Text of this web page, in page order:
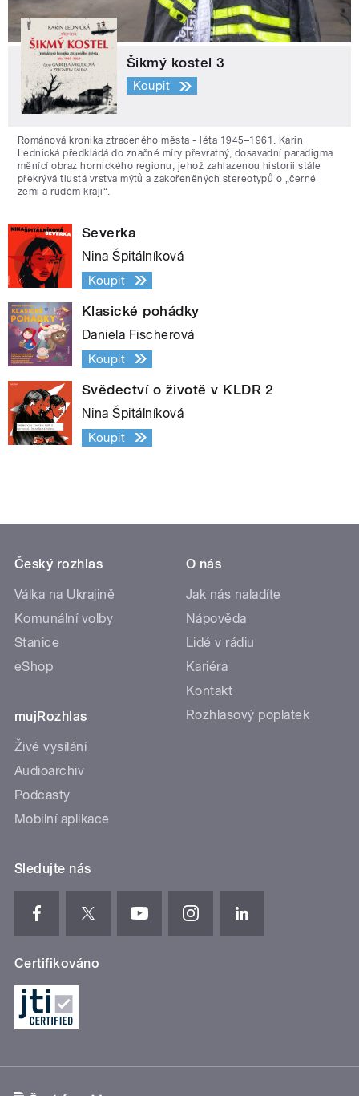
Šikmý kostel 3
Koupit
Románová kronika ztraceného města - léta 1945–1961. Karin
Lednická předkládá do značné míry převratný, dosavadní paradigma
měnící obraz hornického regionu, jehož zahlazenou historii stále
překrývá tlustá vrstva mýtů a zakořeněných stereotypů o „černé
zemi a rudém kraji“.
Severka
Nina Špitálníková
Koupit
Klasické pohádky
Daniela Fischerová
Koupit
Svědectví o životě v KLDR 2
Nina Špitálníková
Koupit
Český rozhlas
Válka na Ukrajině
Komunální volby
Stanice
eShop
mujRozhlas
Živé vysílání
Audioarchiv
Podcasty
Mobilní aplikace
O nás
Jak nás naladíte
Nápověda
Lidé v rádiu
Kariéra
Kontakt
Rozhlasový poplatek
Sledujte nás
Certifikováno